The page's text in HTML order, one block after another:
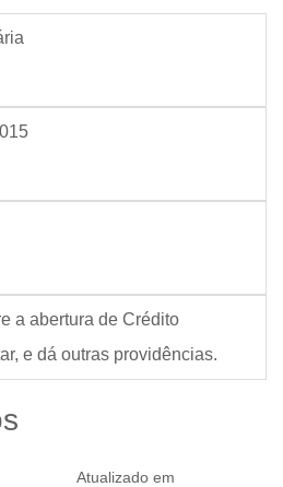
a abertura de Crédito
e dá outras providências.
Atualizado em